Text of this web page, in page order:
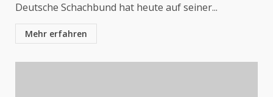
Deutsche Schachbund hat heute auf seiner...
Mehr erfahren